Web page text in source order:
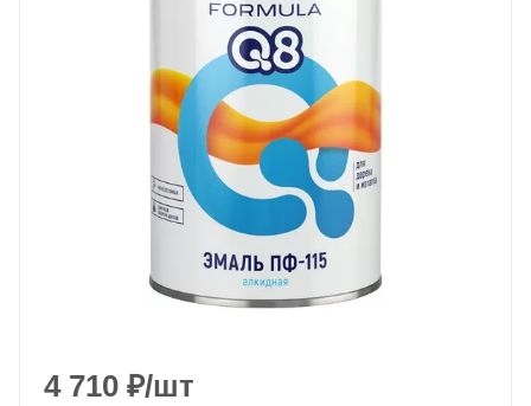
4 710 ₽/шт